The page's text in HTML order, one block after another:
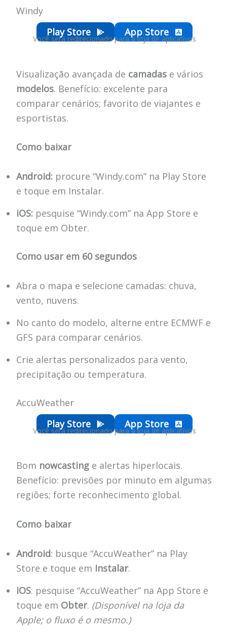
Windy
Play Store
App Store
Você será redirecionado para a loja de aplicativos
Visualização avançada de camadase vários
modelos. Benefício: excelente para
comparar cenários; favorito de viajantes e
esportistas.
Como baixar
Android:procure “Windy.com” na Play Store
e toque em Instalar.
iOS:pesquise “Windy.com” na App Store e
toque em Obter.
Como usar em 60 segundos
Abra o mapa e selecione camadas: chuva,
vento, nuvens.
No canto do modelo, alterne entre ECMWF e
GFS para comparar cenários.
Crie alertas personalizados para vento,
precipitação ou temperatura.
AccuWeather
Play Store
App Store
Você será redirecionado para a loja de aplicativos
Bom nowcastinge alertas hiperlocais.
Benefício: previsões por minuto em algumas
regiões; forte reconhecimento global.
Como baixar
Android: busque “AccuWeather” na Play
Store e toque em Instalar.
iOS: pesquise “AccuWeather” na App Store e
toque em Obter. (Disponível na loja da
Apple; o fluxo é o mesmo.)